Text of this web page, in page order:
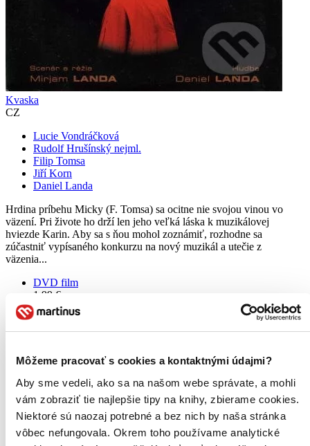
Môžeme pracovať s cookies a kontaktnými údajmi?
Aby sme vedeli, ako sa na našom webe správate, a mohli
vám zobraziť tie najlepšie tipy na knihy, zbierame cookies.
Niektoré sú naozaj potrebné a bez nich by naša stránka
vôbec nefungovala. Okrem toho používame analytické
Kvaska
CZ
Lucie Vondráčková
Rudolf Hrušínský nejml.
Filip Tomsa
Jiří Korn
Daniel Landa
Hrdina príbehu Micky (F. Tomsa) sa ocitne nie svojou vinou vo
väzení. Pri živote ho drží len jeho veľká láska k muzikálovej
hviezde Karin. Aby sa s ňou mohol zoznámiť, rozhodne sa
zúčastniť vypísaného konkurzu na nový muzikál a utečie z
väzenia...
DVD film
1,99 €
Do 4 – 6 dní
Tento produkt momentálne nemáme na sklade, ale zvyčajne
vám ho vieme zabezpečiť a odoslať do 4 – 6 dní. A
Pridať do zoznamu